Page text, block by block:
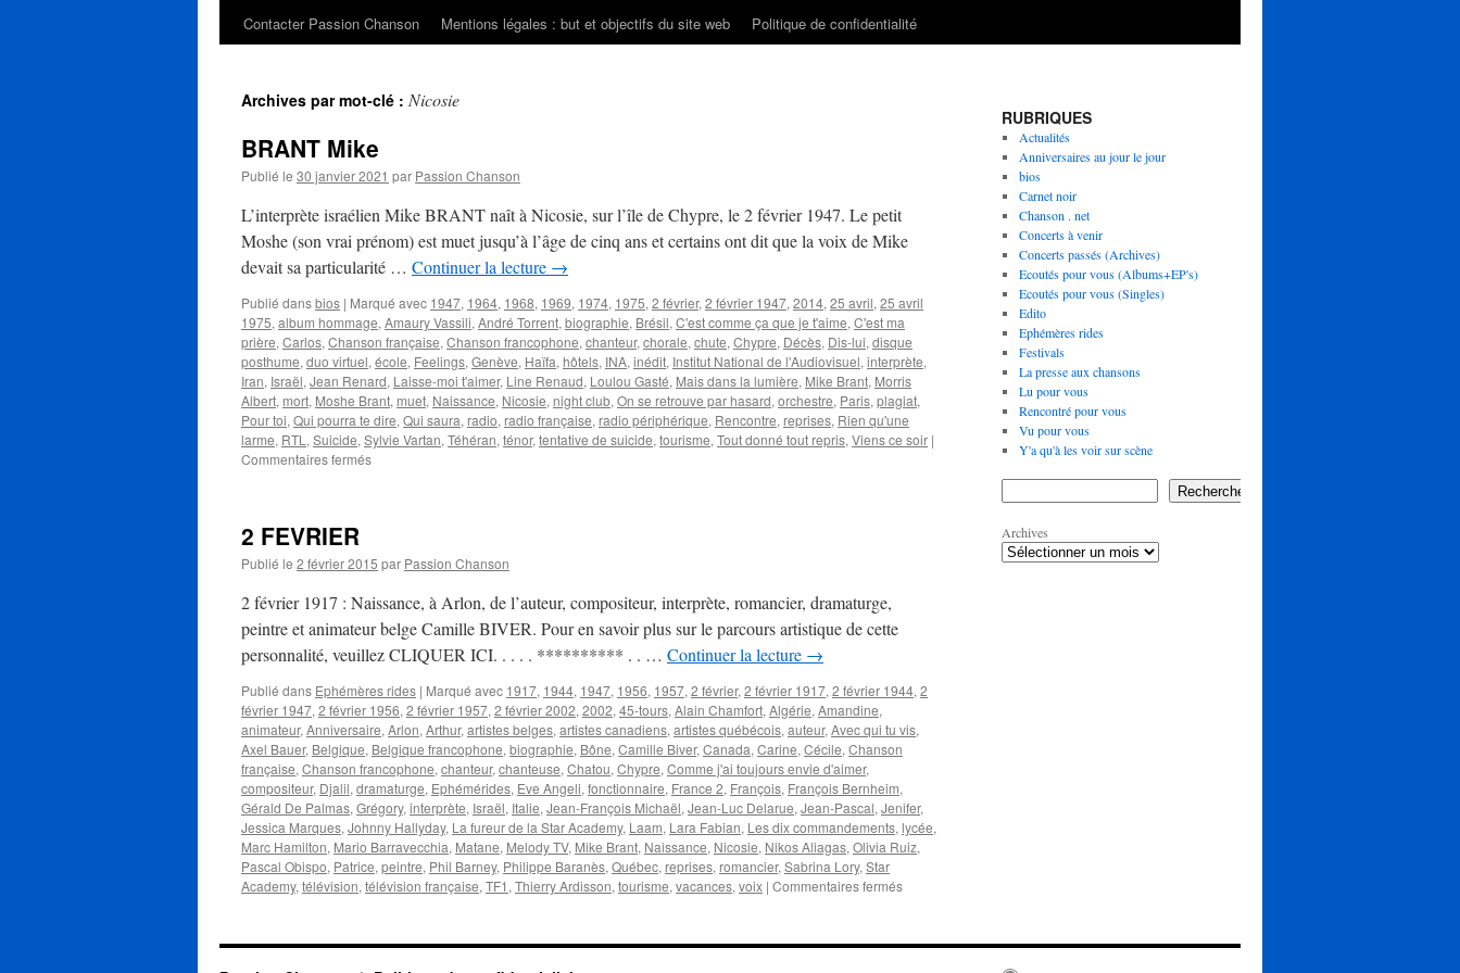
Contacter Passion Chanson
Mentions légales : but et objectifs du site web Politique de confidentialité
Archives par mot-clé : Nicosie
BRANT Mike
Publié le 30 janvier 2021 par Passion Chanson
L’interprète israélien Mike BRANT naît à Nicosie, sur l’île de Chypre, le 2 février 1947. Le petit
Moshe (son vrai prénom) est muet jusqu’à l’âge de cinq ans et certains ont dit que la voix de Mike
devait sa particularité … Continuer la lecture →
Publié dansbios | Marqué avec 1947, 1964, 1968, 1969, 1974, 1975, 2 février, 2 février 1947, 2014, 25 avril, 25 avril
1975, album hommage, Amaury Vassili, André Torrent, biographie, Brésil, C'est comme ça que je t'aime, C'est ma
prière, Carlos, Chanson française, Chanson francophone, chanteur, chorale, chute, Chypre, Décès, Dis-lui, disque
posthume, duo virtuel, école, Feelings, Genève, Haïfa, hôtels, INA, inédit, Institut National de l'Audiovisuel, interprète,
Iran, Israël, Jean Renard, Laisse-moi t'aimer, Line Renaud, Loulou Gasté, Mais dans la lumière, Mike Brant, Morris
Albert, mort, Moshe Brant, muet, Naissance, Nicosie, night club, On se retrouve par hasard, orchestre, Paris, plagiat,
Pour toi, Qui pourra te dire, Qui saura, radio, radio française, radio périphérique, Rencontre, reprises, Rien qu'une
larme, RTL , Suicide, Sylvie Vartan, Téhéran, ténor, tentative de suicide, tourisme, Tout donné tout repris, Viens ce soir |
Commentaires ferméssur
2 FEVRIER
Publié le 2 février 2015 par Passion Chanson
2 février 1917 : Naissance, à Arlon, de l’auteur, compositeur, interprète, romancier, dramaturge,
peintre et animateur belge Camille BIVER. Pour en savoir plus sur le parcours artistique de cette
personnalité, veuillez CLIQUER ICI. . . . . ********** . . … Continuer la lecture →
Publié dans Ephémères rides | Marqué avec 1917, 1944, 1947, 1956, 1957, 2 février, 2 février 1917, 2 février 1944, 2
février 1947, 2 février 1956, 2 février 1957, 2 février 2002, 2002, 45-tours, Alain Chamfort, Algérie, Amandine,
animateur, Anniversaire, Arlon, Arthur, artistes belges, artistes canadiens, artistes québécois, auteur, Avec qui tu vis,
Axel Bauer, Belgique, Belgique francophone, biographie, Bône, Camille Biver, Canada, Carine, Cécile, Chanson
française, Chanson francophone, chanteur, chanteuse, Chatou, Chypre, Comme j'ai toujours envie d'aimer,
compositeur, Djalil, dramaturge, Ephémérides, Eve Angeli, fonctionnaire, France 2, François, François Bernheim,
Gérald De Palmas, Grégory, interprète, Israël, Italie, Jean-François Michaël, Jean-Luc Delarue, Jean-Pascal, Jenifer,
Jessica Marques, Johnny Hallyday, La fureur de la Star Academy, Laam, Lara Fabian, Les dix commandements, lycée,
Marc Hamilton, Mario Barravecchia, Matane, Melody TV, Mike Brant, Naissance, Nicosie, Nikos Aliagas, Olivia Ruiz,
Pascal Obispo, Patrice, peintre, Phil Barney, Philippe Baranès, Québec, reprises, romancier, Sabrina Lory, Star
Academy, télévision, télévision française, TF1 , Thierry Ardisson, tourisme, vacances, voix | Commentaires ferméssur
RUBRIQUES
Actualités
Anniversaires au jour le jour
bios
Carnet noir
Chanson . net
Concerts à venir
Concerts passés (Archives)
Ecoutés pour vous (Albums+EP's)
Ecoutés pour vous (Singles)
Edito
Ephémères rides
Festivals
La presse aux chansons
Lu pour vous
Rencontré pour vous
Vu pour vous
Y'a qu'à les voir sur scène
Rechercher
Archives